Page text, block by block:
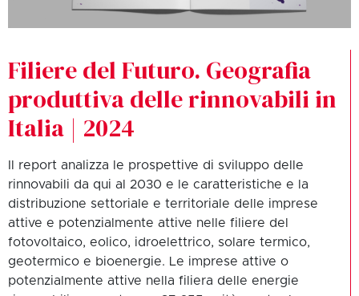
Filiere del Futuro. Geografia
produttiva delle rinnovabili in
Italia | 2024
Il report analizza le prospettive di sviluppo delle
rinnovabili da qui al 2030 e le caratteristiche e la
distribuzione settoriale e territoriale delle imprese
attive e potenzialmente attive nelle filiere del
fotovoltaico, eolico, idroelettrico, solare termico,
geotermico e bioenergie. Le imprese attive o
potenzialmente attive nella filiera delle energie